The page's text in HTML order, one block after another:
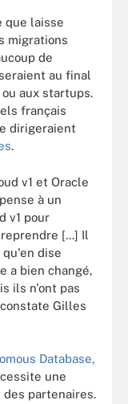
que laisse
migrations
de
seraient au final
aux startups.
français
dirigeraient
.
v1 et Oracle
à un
v1 pour
[...] Il
dise
a bien changé,
ils n'ont pas
Gilles
Database,
une
partenaires.